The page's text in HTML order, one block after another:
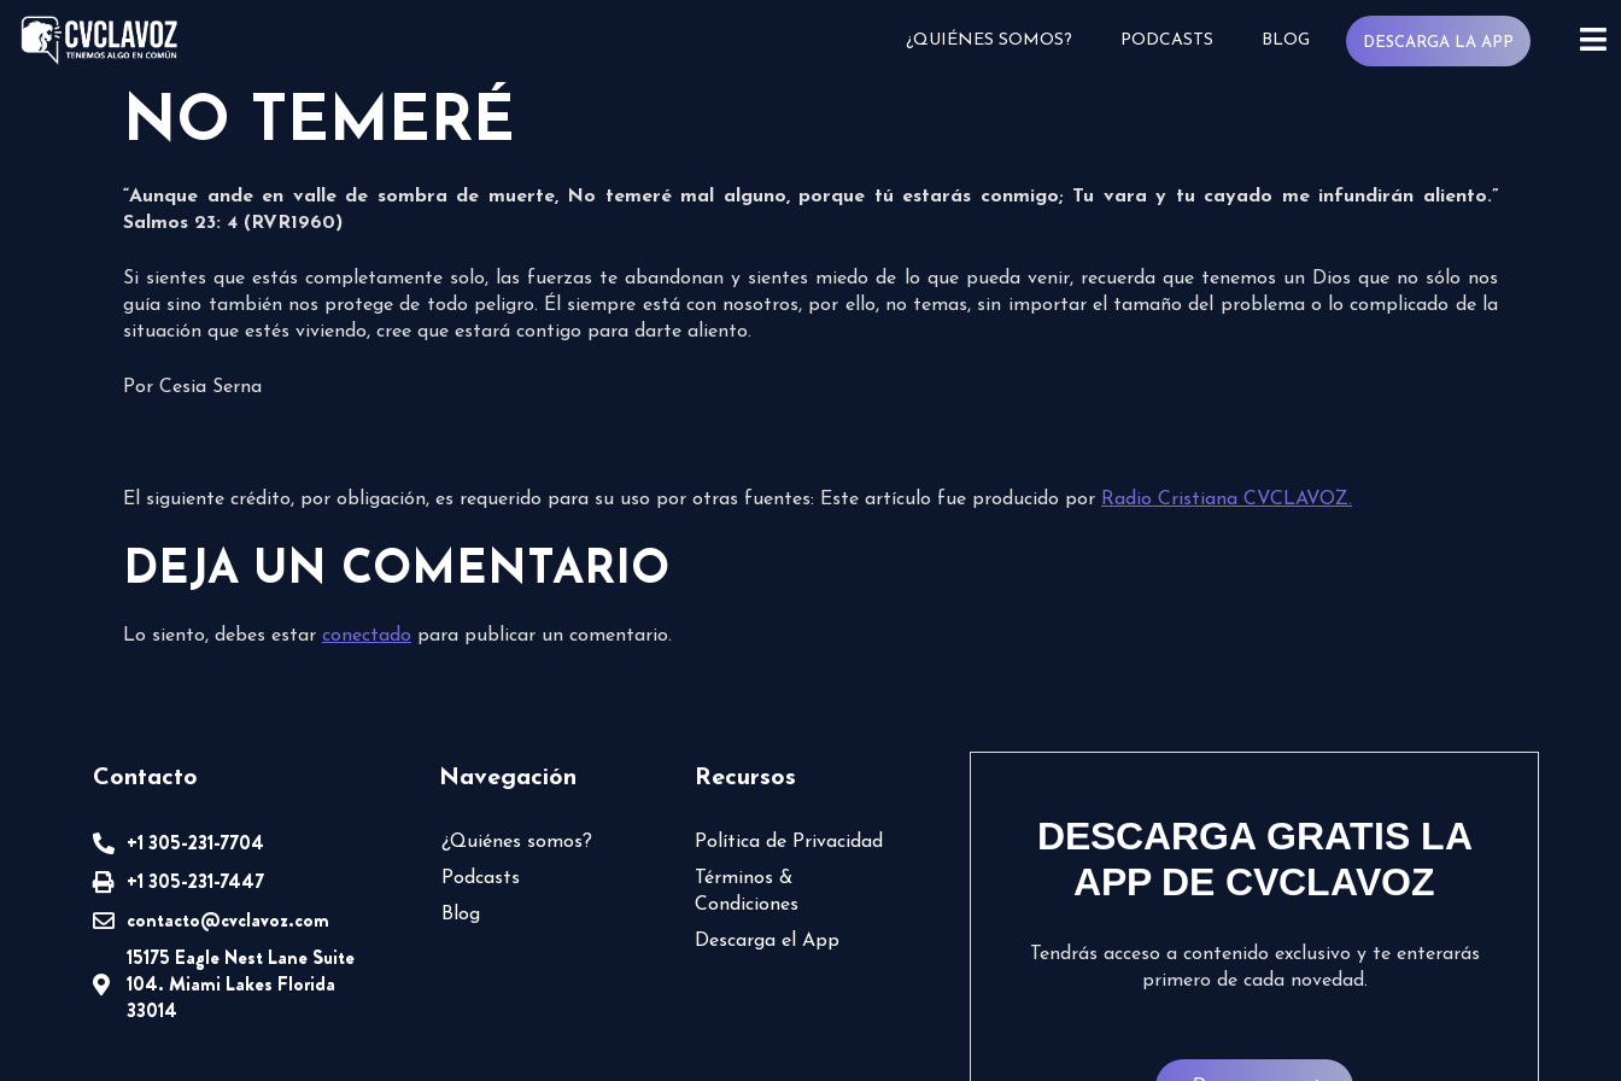
¿QUIÉNES SOMOS? PODCASTS BLOG DESCARGA LA APP
NO TEMERÉ
“Aunque ande en valle de sombra de muerte, No temeré mal alguno, porque tú estarás conmigo; Tu vara y tu cayado me infundirán aliento.”
Salmos 23: 4 (RVR1960)
Si sientes que estás completamente solo, las fuerzas te abandonan y sientes miedo de lo que pueda venir, recuerda que tenemos un Dios que no sólo nos
guía sino también nos protege de todo peligro. Él siempre está con nosotros, por ello, no temas, sin importar el tamaño del problema o lo complicado de la
situación que estés viviendo, cree que estará contigo para darte aliento.
Por Cesia Serna
El siguiente crédito, por obligación, es requerido para su uso por otras fuentes: Este artículo fue producido por Radio Cristiana CVCLAVOZ.
DEJA UN COMENTARIO
Lo siento, debes estar conectado para publicar un comentario.
Contacto
+1 305-231-7704
+1 305-231-7447
contacto@cvclavoz.com
15175 Eagle Nest Lane Suite
104. Miami Lakes Florida
33014
Navegación
¿Quiénes somos?
Podcasts
Blog
Recursos
Política de Privacidad
Términos &
Condiciones
Descarga el App
DESCARGA GRATIS LA
APP DE CVCLAVOZ
Tendrás acceso a contenido exclusivo y te enterarás
primero de cada novedad.